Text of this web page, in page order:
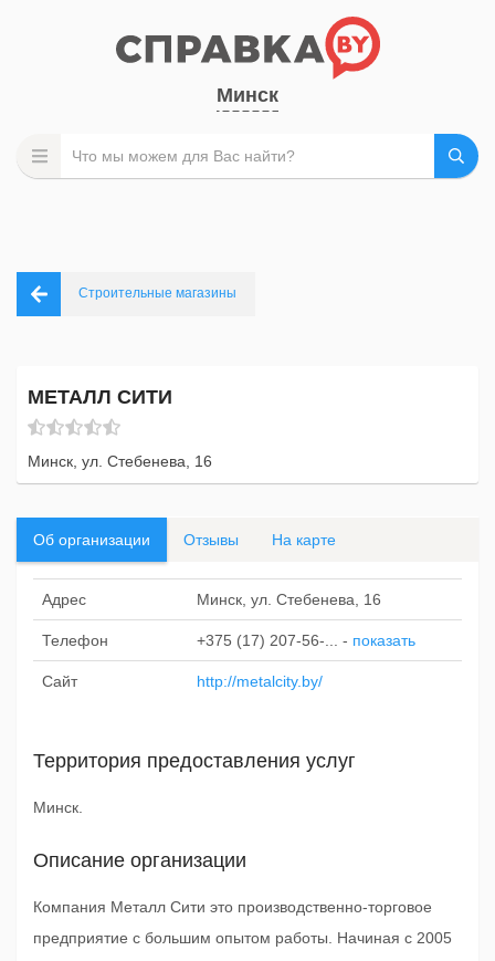
Минск
Строительные магазины
МЕТАЛЛ СИТИ
Минск, ул. Стебенева, 16
Об организации Отзывы На карте
Адрес Минск, ул. Стебенева, 16
Телефон +375 (17) 207-56-... - показать
Сайт http://metalcity.by/
Территория предоставления услуг
Минск.
Описание организации
Компания Металл Сити это производственно-торговое
предприятие с большим опытом работы. Начиная с 2005